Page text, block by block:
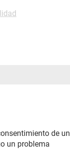
de un
un problema